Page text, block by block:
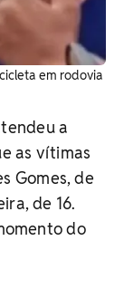
em rodovia
a
as vítimas
Gomes, de
de 16.
do